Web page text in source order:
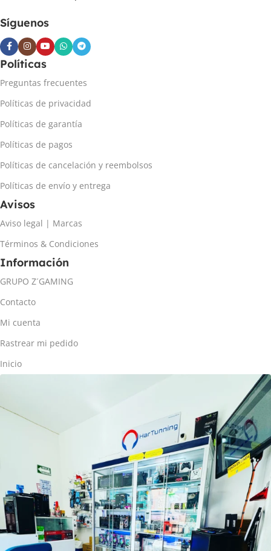
Síguenos
Políticas
Preguntas frecuentes
Políticas de privacidad
Políticas de garantía
Políticas de pagos
Políticas de cancelación y reembolsos
Políticas de envío y entrega
Avisos
Aviso legal | Marcas
Términos & Condiciones
Información
GRUPO Z´GAMING
Contacto
Mi cuenta
Rastrear mi pedido
Inicio